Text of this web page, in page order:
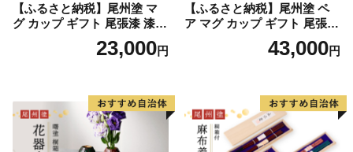
【ふるさと納税】尾州塗 マ
グ カップ ギフト 尾張漆 漆
漆器 漆器工芸 工芸品 芸術性
実用性 抗菌性 美味しく安全
ウイルス効果 お取り寄せ 愛
知県 小牧市 送料無料
23,000円
【ふるさと納税】尾州塗 ペ
ア マグ カップ ギフト 尾張漆
漆 漆器 漆器工芸 工芸品 芸術
性 実用性 抗菌性 美味しく安
抗ウイルス効果 お取り寄せ
愛知県 小牧市 送料無料
43,000円